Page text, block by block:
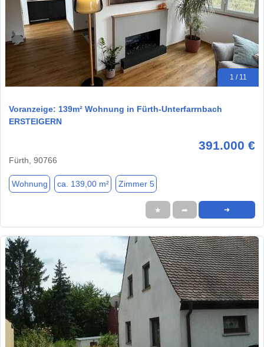
1 / 11
Voranzeige: 139m² Wohnung in Fürth-Unterfarrnbach
ERSTEIGERN
391.000 €
Fürth, 90766
Wohnung ca. 139,00 m² Zimmer 5
★ ➦ ➜